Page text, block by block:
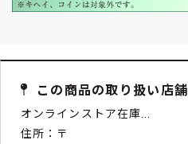
この商品の取り扱い店舗
オンラインストア在庫...
住所：〒